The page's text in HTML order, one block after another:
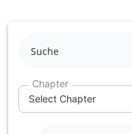
to
content
Chapter
Select Chapter